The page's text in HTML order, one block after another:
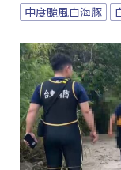
中度颱風白海豚